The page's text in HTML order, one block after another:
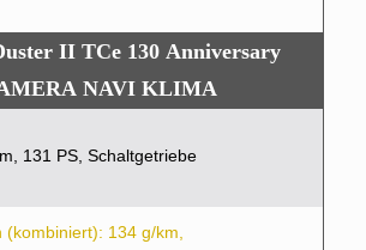
II TCe 130 Anniversary
NAVI KLIMA
131 PS, Schaltgetriebe
(kombiniert): 134 g/km,